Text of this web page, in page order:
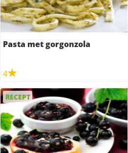
Pasta met gorgonzola
4
RECEPT